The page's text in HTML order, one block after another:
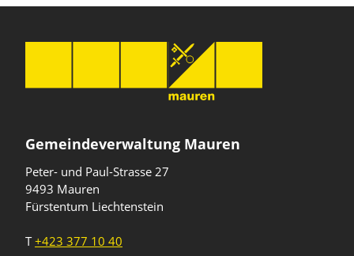
Gemeindeverwaltung Mauren
Peter- und Paul-Strasse 27
9493 Mauren
Fürstentum Liechtenstein
T+423 377 10 40